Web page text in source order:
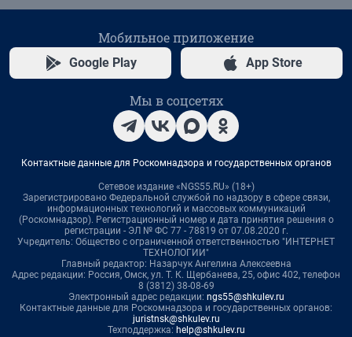
Мобильное приложение
Google Play App Store
Мы в соцсетях
Контактные данные для Роскомнадзора и государственных органов
Сетевое издание «NGS55.RU» (18+)
Зарегистрировано Федеральной службой по надзору в сфере связи,
информационных технологий и массовых коммуникаций
(Роскомнадзор). Регистрационный номер и дата принятия решения о
регистрации - ЭЛ № ФС 77 - 78819 от 07.08.2020 г.
Учредитель: Общество с ограниченной ответственностью "ИНТЕРНЕТ
ТЕХНОЛОГИИ"
Главный редактор: Назарчук Ангелина Алексеевна
Адрес редакции: Россия, Омск, ул. Т. К. Щербанева, 25, офис 402, телефон
8 (3812) 38-08-69
Электронный адрес редакции: ngs55@shkulev.ru
Контактные данные для Роскомнадзора и государственных органов:
juristnsk@shkulev.ru
Техподдержка: help@shkulev.ru